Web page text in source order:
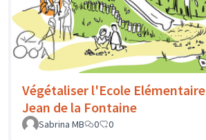
Végétaliser l'Ecole Elémentaire
Jean de la Fontaine
Sabrina MB
0 0